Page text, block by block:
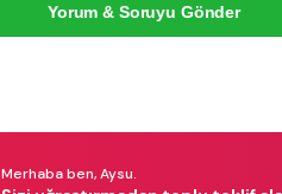
Yorum & Soruyu Gönder
Merhaba ben, Aysu.